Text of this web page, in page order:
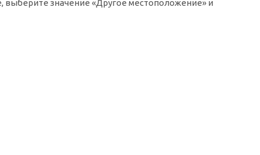
выберите значение «Другое местоположение» и